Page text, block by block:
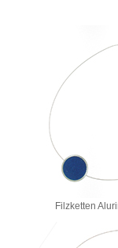
Filzketten